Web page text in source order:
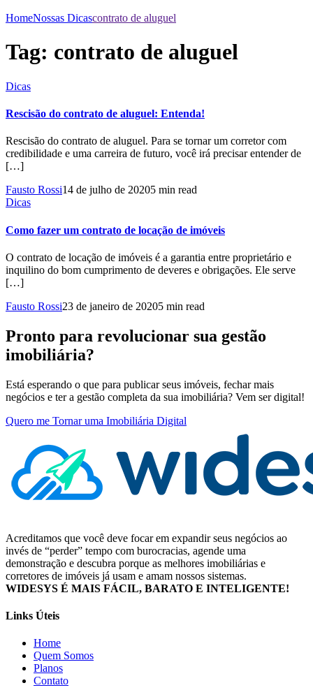
HomeNossas Dicascontrato de aluguel
Tag: contrato de aluguel
Dicas
Rescisão do contrato de aluguel: Entenda!
Rescisão do contrato de aluguel. Para se tornar um corretor com
credibilidade e uma carreira de futuro, você irá precisar entender de
[…]
Fausto Rossi14 de julho de 20205 min read
Dicas
Como fazer um contrato de locação de imóveis
O contrato de locação de imóveis é a garantia entre proprietário e
inquilino do bom cumprimento de deveres e obrigações. Ele serve
[…]
Fausto Rossi23 de janeiro de 20205 min read
Pronto para revolucionar sua gestão
imobiliária?
Está esperando o que para publicar seus imóveis, fechar mais
negócios e ter a gestão completa da sua imobiliária? Vem ser digital!
Quero me Tornar uma Imobiliária Digital
Acreditamos que você deve focar em expandir seus negócios ao
invés de “perder” tempo com burocracias, agende uma
demonstração e descubra porque as melhores imobiliárias e
corretores de imóveis já usam e amam nossos sistemas.
WIDESYS É MAIS FÁCIL, BARATO E INTELIGENTE!
Links Úteis
Home
Quem Somos
Planos
Contato